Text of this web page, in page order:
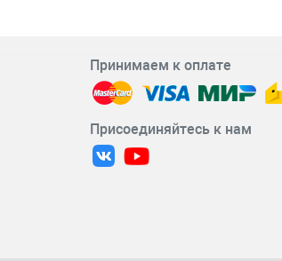
Принимаем к оплате
Присоединяйтесь к нам